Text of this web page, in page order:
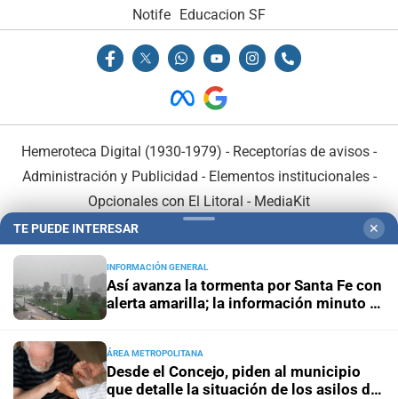
Notife
Educacion SF
Hemeroteca Digital (1930-1979) - Receptorías de avisos -
Administración y Publicidad - Elementos institucionales-
Opcionales con El Litoral - MediaKit
En Asociación con:
TE PUEDE INTERESAR ✕
INFORMACIÓN GENERAL
Así avanza la tormenta por Santa Fe con
alerta amarilla; la información minuto a
ÁREA METROPOLITANA
Desde el Concejo, piden al municipio
que detalle la situación de los asilos de